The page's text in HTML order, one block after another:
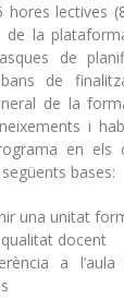
hores lectives
de la
de
de
de la
i
en els
bases:
una unitat
docent
a